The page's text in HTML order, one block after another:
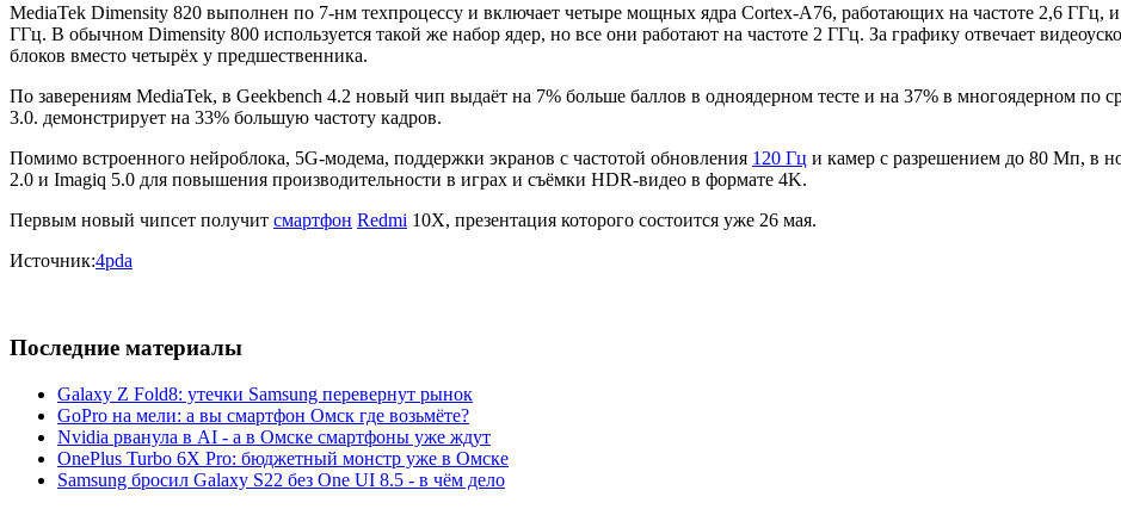
MediaTek Dimensity 820 выполнен по 7-нм техпроцессу и включает четыре мощных ядра Cortex-A76, работающих на частоте 2,6 ГГц,
ГГц. В обычном Dimensity 800 используется такой же набор ядер, но все они работают на частоте 2 ГГц. За графику отвечает
блоков вместо четырёх у предшественника.
По заверениям MediaTek, в Geekbench 4.2 новый чип выдаёт на 7% больше баллов в одноядерном тесте и на 37% в многоядерном по
3.0. демонстрирует на 33% большую частоту кадров.
Помимо встроенного нейроблока, 5G-модема, поддержки экранов с частотой обновления 120 Гц и камер с разрешением до 80 Мп, в
2.0 и Imagiq 5.0 для повышения производительности в играх и съёмки HDR-видео в формате 4K.
Первым новый чипсет получит смартфон Redmi 10X, презентация которого состоится уже 26 мая.
Источник:4pda
Последние материалы
Galaxy Z Fold8: утечки Samsung перевернут рынок
GoPro на мели: а вы смартфон Омск где возьмёте?
Nvidia рванула в AI - а в Омске смартфоны уже ждут
OnePlus Turbo 6X Pro: бюджетный монстр уже в Омске
Samsung бросил Galaxy S22 без One UI 8.5 - в чём дело